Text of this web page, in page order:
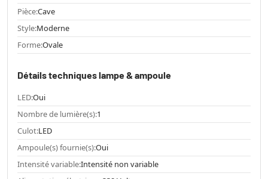
Pièce:Cave
Style:Moderne
Forme:Ovale
Détails techniques lampe & ampoule
LED:Oui
Nombre de lumière(s):1
Culot:LED
Ampoule(s) fournie(s):Oui
Intensité variable:Intensité non variable